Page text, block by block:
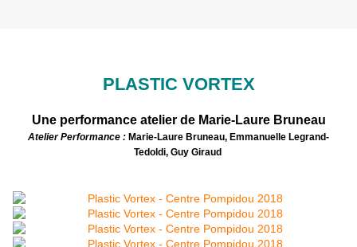
PLASTIC VORTEX
Une performance atelier de Marie-Laure Bruneau
Atelier Performance : Marie-Laure Bruneau, Emmanuelle Legrand-
Tedoldi, Guy Giraud